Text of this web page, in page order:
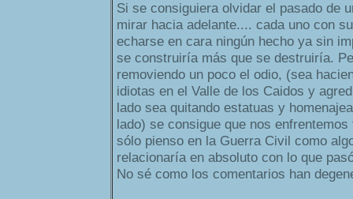
Si se consiguiera olvidar el pasado de
mirar hacia adelante.... cada uno con
echarse en cara ningún hecho ya sin
se construiría más que se destruiría.
removiendo un poco el odio, (sea
idiotas en el Valle de los Caidos y
lado sea quitando estatuas y
lado) se consigue que nos
sólo pienso en la Guerra Civil como
relacionaría en absoluto con lo que
No sé como los comentarios han